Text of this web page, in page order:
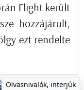
Flight került
hozzájárult,
ezt rendelte
Olvasnivalók, interjúk